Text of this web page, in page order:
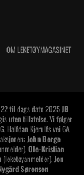
OM LEKETØYMAGASINET
til dags dato 2025JB
uten tillatelse. Vi følger
Halfdan Kjerulfs vei 6A,
John Berge
Ole-Kristian
(leketøyanmelder),Jon
Sørensen